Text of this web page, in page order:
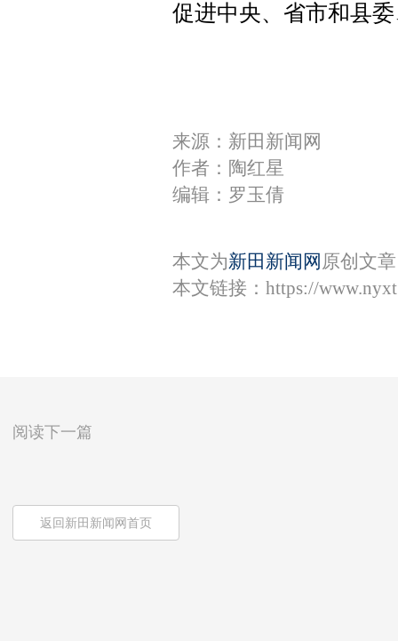
促进中央、省市和县
来源：新田新闻网
作者：陶红星
编辑：罗玉倩
本文为新田新闻网 原创文
本文链接： https://
阅读下一篇
返回新田新闻网首页